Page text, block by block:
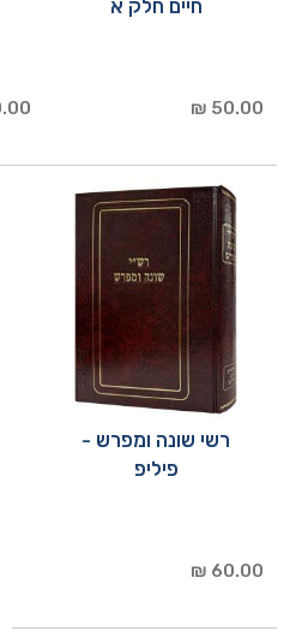
חיים חלק א
50.00 ₪
₪
רשי שונה ומפרש -
פיליפ
60.00 ₪